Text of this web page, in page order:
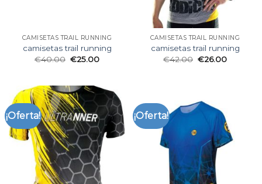
CAMISETAS TRAIL RUNNING
camisetas trail running
€40.00 €25.00
CAMISETAS TRAIL RUNNING
camisetas trail running
€42.00 €26.00
¡Oferta! ¡Oferta!